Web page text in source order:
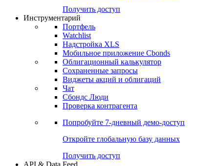
Попробуйте7-дневный
Откройте глобальную базу данных
Получить доступ
Инструментарий
Портфель
Watchlist
Надстройка XLS
Мобильное приложение Cbonds
Облигационный калькулятор
Сохраненные запросы
Чат
Проверка контрагента
Попробуйте7-дневный